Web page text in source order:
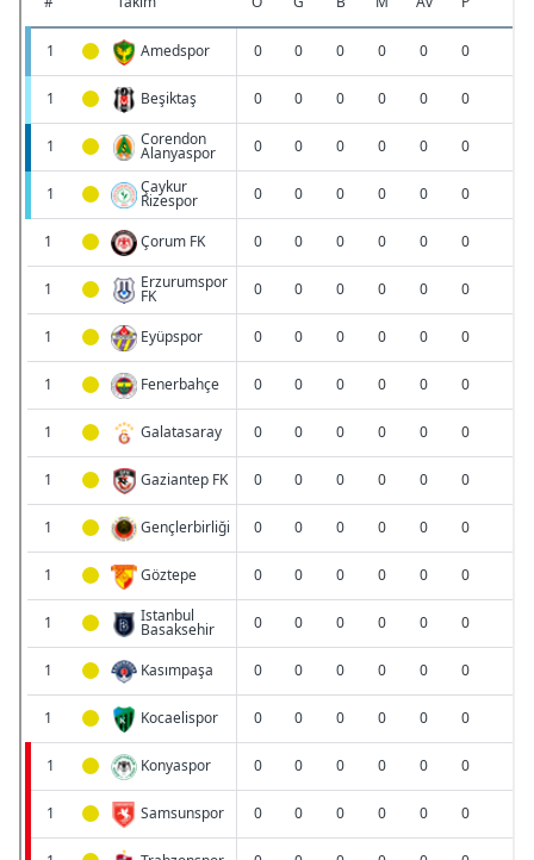
için Ayarlar butonuna tıklayabilir,Çerez Bilgilendirme
Metnimiziziyaret edebilirsiniz.
6698 sayılı Kişisel Verilerin Korunması Kanunu uyarınca
hazırlanmış Aydınlatma Metnimizi okumak ve sitemizde
ilgili mevzuata uygun olarak kullanılan çerezlerle ilgili bilgi
almak için lütfentıklayınız.